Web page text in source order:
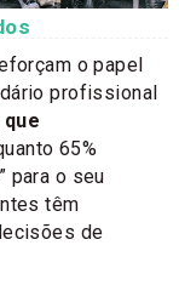
o papel
profissional
65%
para o seu
têm
de